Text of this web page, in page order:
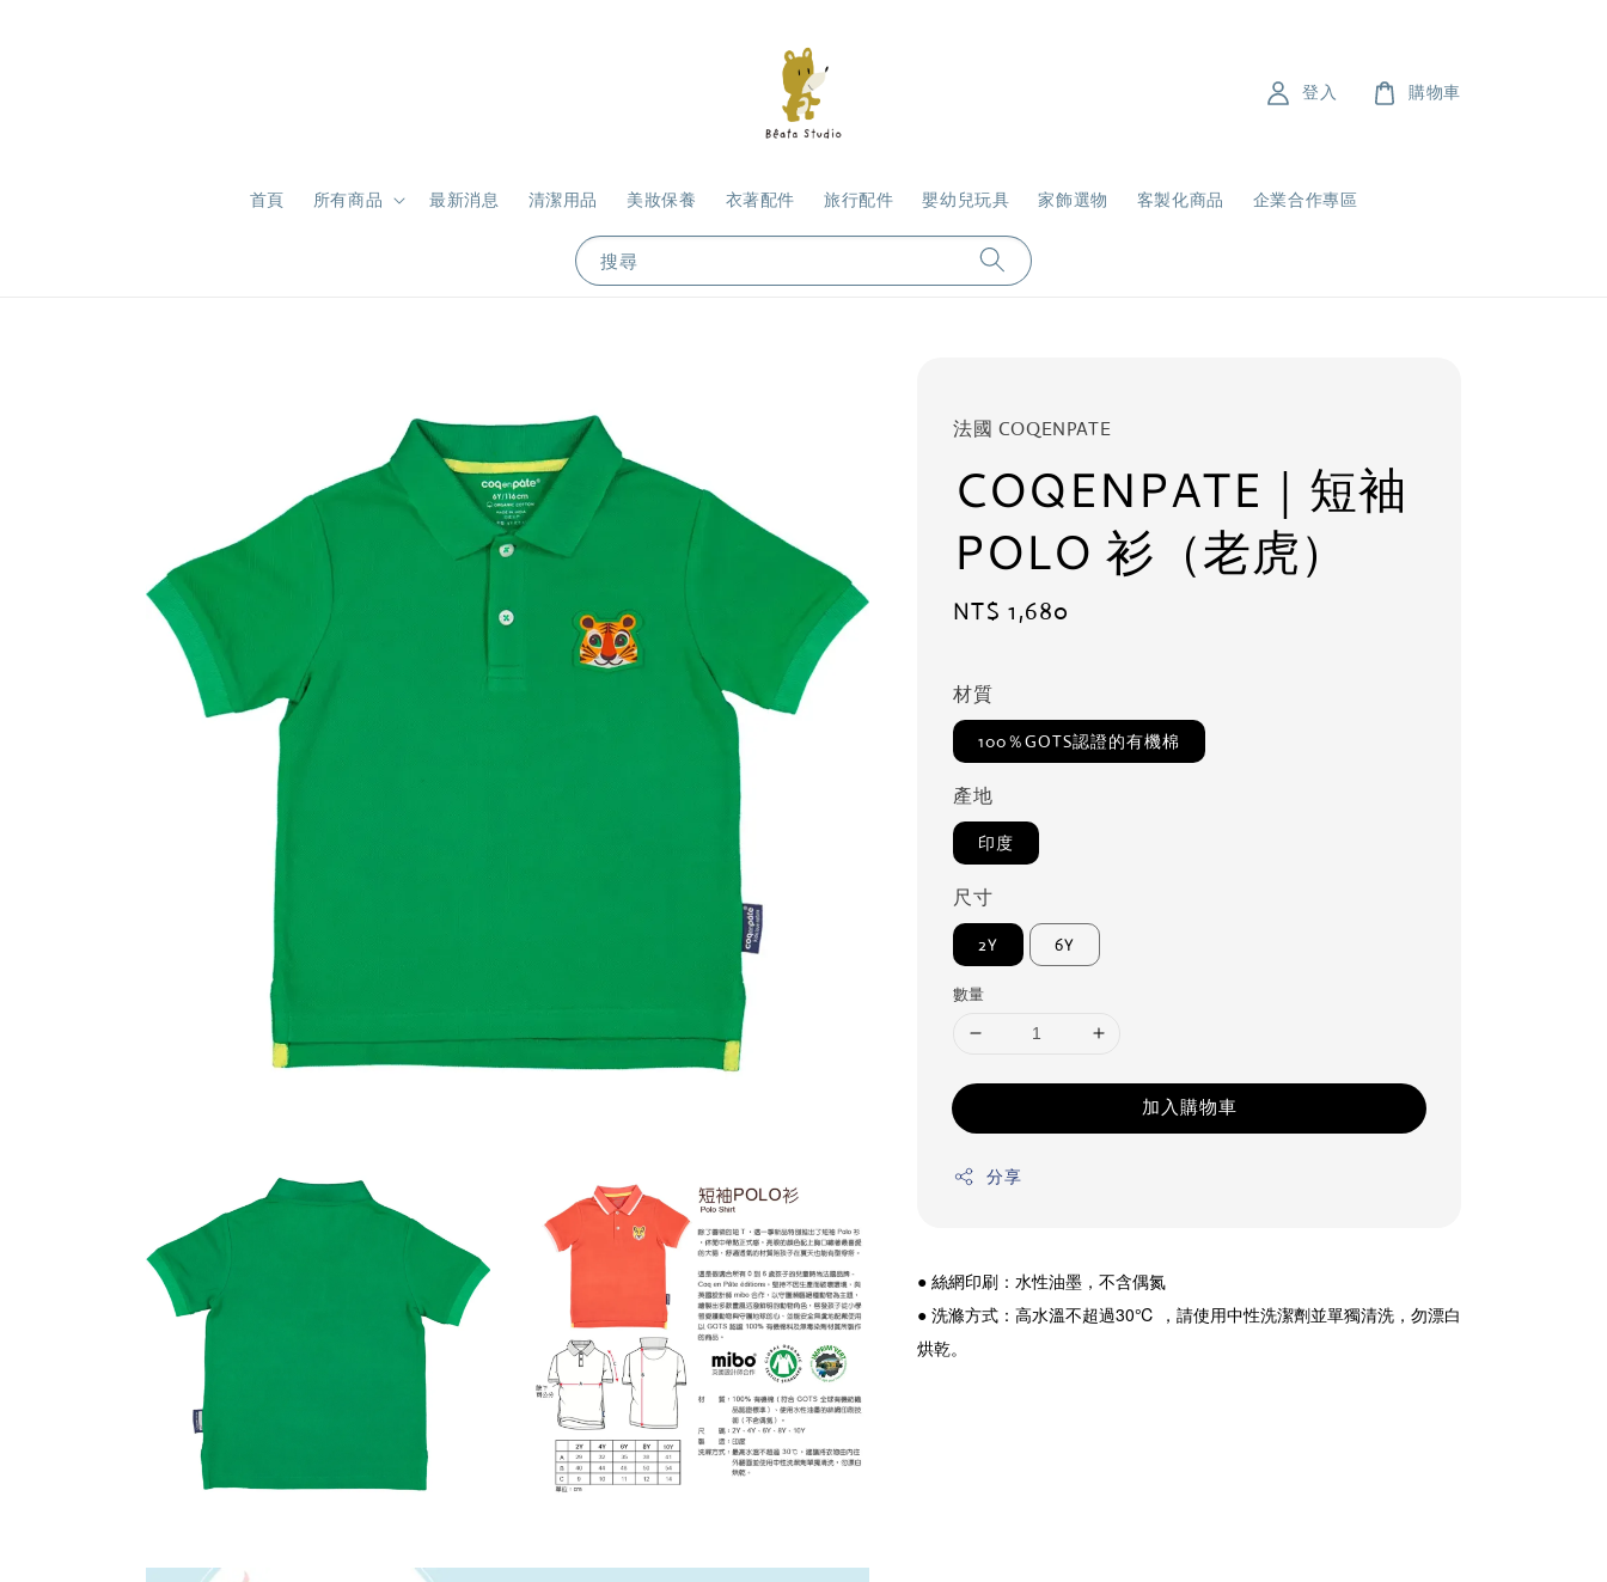
搜尋
首頁 所有商品 最新消息 清潔用品 美妝保養 衣著配件 旅行配件 嬰幼兒玩具 家飾選物 客製化商品 企業合作專區
登入 購物車
法國 COQENPATE
COQENPATE｜短袖
POLO 衫（老虎）
Regular
NT$ 1,680
材質
100％GOTS認證的有機棉
產地
印度
尺寸
2Y 6Y
數量
加入購物車
分享
● 絲網印刷：水性油墨，不含偶氮
● 洗滌方式：高水溫不超過30℃ ，請使用中性洗潔劑並單獨清洗，勿漂白
烘乾。